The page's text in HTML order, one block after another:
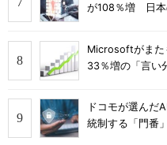
が108％増 日本
Microsoftがま
33％増の「言い
ドコモが選んだ
統制する「門番